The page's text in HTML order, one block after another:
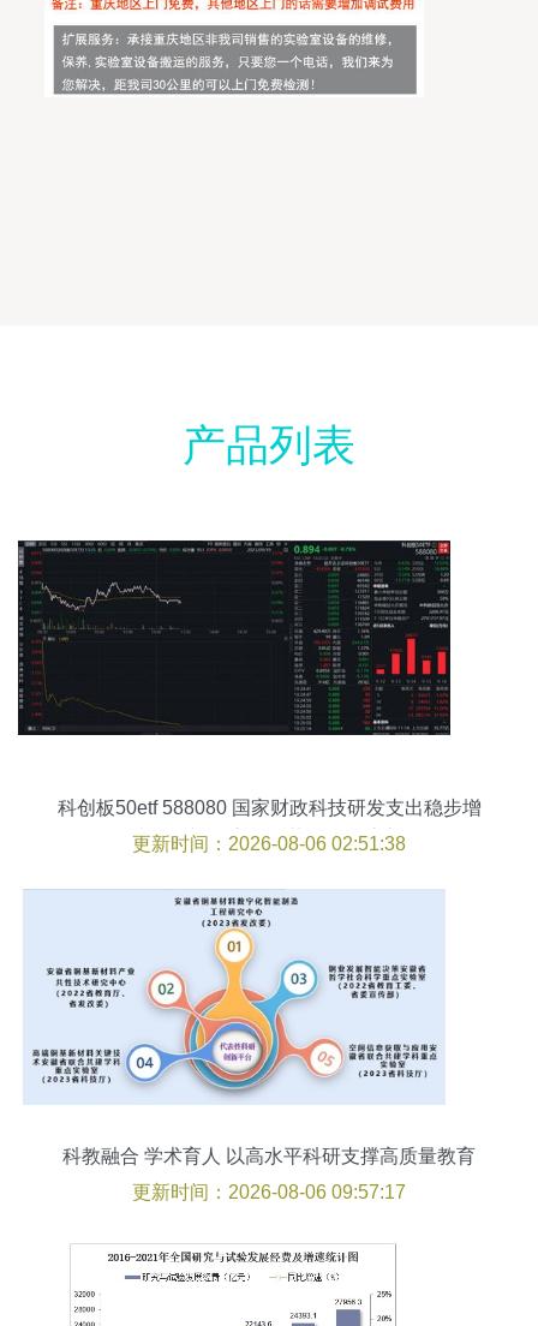
产品列表
科创板50etf 588080 国家财政科技研发支出稳步增
长,连续5个交易日获资金净流入
更新时间：2026-08-06 02:51:38
科教融合 学术育人 以高水平科研支撑高质量教育
教学
更新时间：2026-08-06 09:57:17